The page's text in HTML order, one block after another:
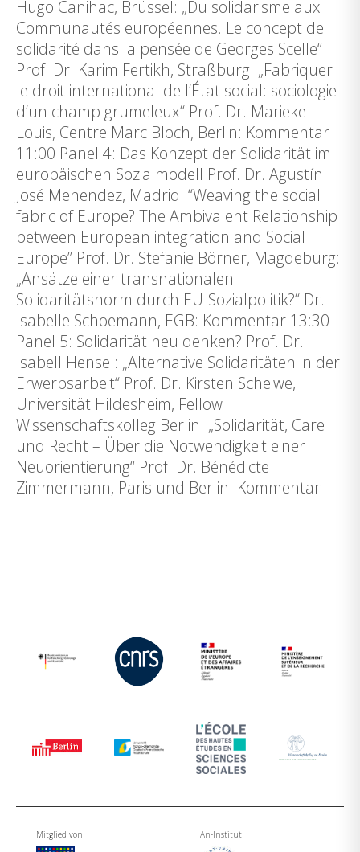
Hugo Canihac, Brüssel: „Du solidarisme aux
Communautés européennes. Le concept de
solidarité dans la pensée de Georges Scelle“
Prof. Dr. Karim Fertikh, Straßburg: „Fabriquer
le droit international de l’État social: sociologie
d’un champ grumeleux“ Prof. Dr. Marieke
Louis, Centre Marc Bloch, Berlin: Kommentar
11:00 Panel 4: Das Konzept der Solidarität im
europäischen Sozialmodell Prof. Dr. Agustín
José Menendez, Madrid: “Weaving the social
fabric of Europe? The Ambivalent Relationship
between European integration and Social
Europe” Prof. Dr. Stefanie Börner, Magdeburg:
„Ansätze einer transnationalen
Solidaritätsnorm durch EU-Sozialpolitik?“ Dr.
Isabelle Schoemann, EGB: Kommentar 13:30
Panel 5: Solidarität neu denken? Prof. Dr.
Isabell Hensel: „Alternative Solidaritäten in der
Erwerbsarbeit“ Prof. Dr. Kirsten Scheiwe,
Universität Hildesheim, Fellow
Wissenschaftskolleg Berlin: „Solidarität, Care
und Recht – Über die Notwendigkeit einer
Neuorientierung“ Prof. Dr. Bénédicte
Zimmermann, Paris und Berlin: Kommentar
Mitglied von An-Institut